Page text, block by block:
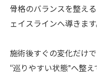
骨格のバランスを整え
ェイスラインへ導きます
施術後すぐの変化だけで
“巡りやすい状態”へ整